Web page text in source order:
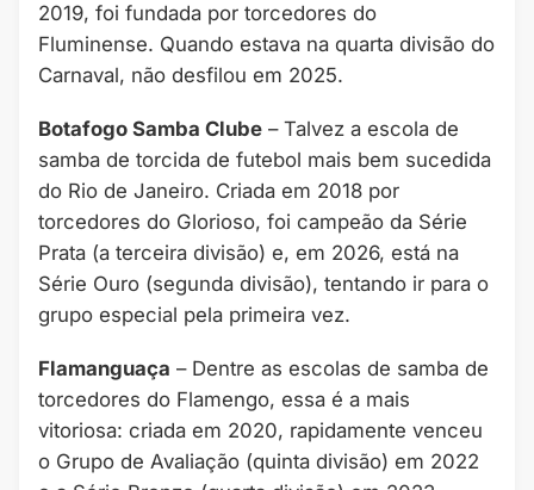
2019, foi fundada por torcedores do
Fluminense. Quando estava na quarta divisão do
Carnaval, não desfilou em 2025.
Botafogo Samba Clube – Talvez a escola de
samba de torcida de futebol mais bem sucedida
do Rio de Janeiro. Criada em 2018 por
torcedores do Glorioso, foi campeão da Série
Prata (a terceira divisão) e, em 2026, está na
Série Ouro (segunda divisão), tentando ir para o
grupo especial pela primeira vez.
Flamanguaça – Dentre as escolas de samba de
torcedores do Flamengo, essa é a mais
vitoriosa: criada em 2020, rapidamente venceu
o Grupo de Avaliação (quinta divisão) em 2022